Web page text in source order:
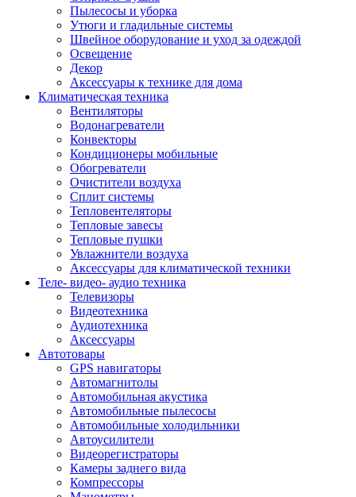
Пылесосы и уборка
Утюги и гладильные системы
Швейное оборудование и уход за одеждой
Освещение
Декор
Аксессуары к технике для дома
Климатическая техника
Вентиляторы
Водонагреватели
Конвекторы
Кондиционеры мобильные
Обогреватели
Очистители воздуха
Сплит системы
Тепловентеляторы
Тепловые завесы
Тепловые пушки
Увлажнители воздуха
Аксессуары для климатической техники
Теле- видео- аудио техника
Телевизоры
Видеотехника
Аудиотехника
Аксессуары
Автотовары
GPS навигаторы
Автомагнитолы
Автомобильная акустика
Автомобильные пылесосы
Автомобильные холодильники
Автоусилители
Видеорегистраторы
Камеры заднего вида
Компрессоры